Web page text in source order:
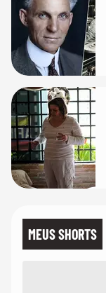
MEUS SHORTS